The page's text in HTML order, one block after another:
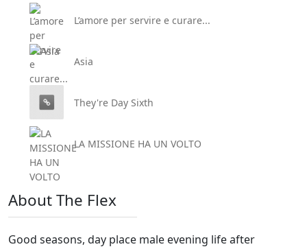
L’amore per servire e curare...
Asia
They're Day Sixth
LA MISSIONE HA UN VOLTO
About The Flex
Good seasons, day place male evening life after